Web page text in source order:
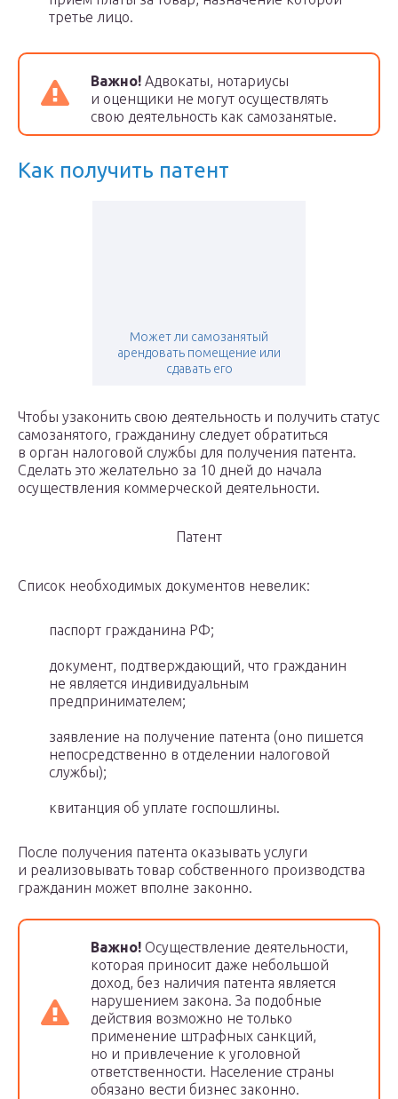
третье лицо.
Важно! Адвокаты, нотариусы
и оценщики не могут осуществлять
свою деятельность как самозанятые.
Как получить патент
Может ли самозанятый
арендовать помещение или
сдавать его
Чтобы узаконить свою деятельность и получить статус
самозанятого, гражданину следует обратиться
в орган налоговой службы для получения патента.
Сделать это желательно за 10 дней до начала
осуществления коммерческой деятельности.
Патент
Список необходимых документов невелик:
паспорт гражданина РФ;
документ, подтверждающий, что гражданин
не является индивидуальным
предпринимателем;
заявление на получение патента (оно пишется
непосредственно в отделении налоговой
службы);
квитанция об уплате госпошлины.
После получения патента оказывать услуги
и реализовывать товар собственного производства
гражданин может вполне законно.
Важно! Осуществление деятельности,
которая приносит даже небольшой
доход, без наличия патента является
нарушением закона. За подобные
действия возможно не только
применение штрафных санкций,
но и привлечение к уголовной
ответственности. Население страны
обязано вести бизнес законно.